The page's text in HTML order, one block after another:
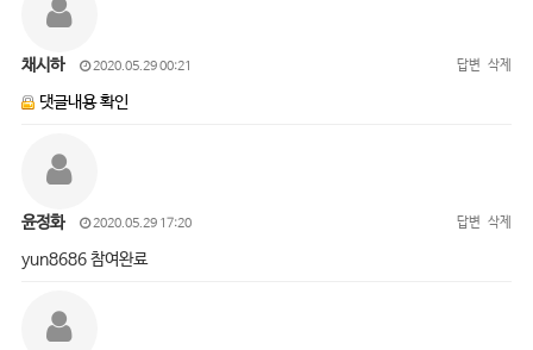
채시하 2020.05.29 00:21 답변 삭제
댓글내용 확인
윤정화 2020.05.29 17:20 답변 삭제
yun8686 참여완료